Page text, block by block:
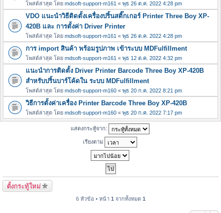
โพสต์ล่าสุด โดย mdsoft-support-m161 « พุธ 26 ต.ค. 2022 4:28 pm
VDO แนะนำวิธีติดตั้งเครื่องปริ้นสติ๊กเกอร์ Printer Three Boy XP-
420B และ การตั้งค่า Driver Printer
โพสต์ล่าสุด โดย mdsoft-support-m161 « พุธ 26 ต.ค. 2022 4:28 pm
การ import สินค้า พร้อมรูปภาพ เข้าระบบ MDFulfillment
โพสต์ล่าสุด โดย mdsoft-support-m161 « พุธ 12 ต.ค. 2022 4:32 pm
แนะนำการติดตั้ง Driver Printer Barcode Three Boy XP-420B
สำหรับปริ้นบาร์โค้ดใน ระบบ MDFulfillment
โพสต์ล่าสุด โดย mdsoft-support-m160 « พุธ 20 ก.ค. 2022 8:21 pm
วิธีการตั้งค่าเครื่อง Printer Barcode Three Boy XP-420B
โพสต์ล่าสุด โดย mdsoft-support-m160 « พุธ 20 ก.ค. 2022 7:17 pm
แสดงกระทู้จาก:
เรียงตาม
ตั้งกระทู้ใหม่
6 หัวข้อ • หน้า 1 จากทั้งหมด 1